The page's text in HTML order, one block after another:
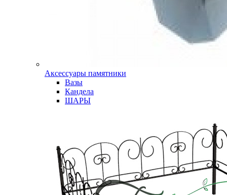
Аксессуары памятники
Вазы
Кандела
ШАРЫ